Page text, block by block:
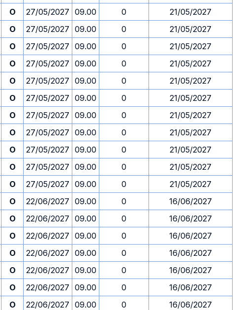
O 27/05/2027 09.00 0
21/05/2027
O 27/05/2027 09.00 0
21/05/2027
O 27/05/2027 09.00 0
21/05/2027
O 27/05/2027 09.00 0
21/05/2027
O 27/05/2027 09.00 0
21/05/2027
O 27/05/2027 09.00 0
21/05/2027
O 27/05/2027 09.00 0
21/05/2027
O 27/05/2027 09.00 0
21/05/2027
O 27/05/2027 09.00 0
21/05/2027
O 27/05/2027 09.00 0
21/05/2027
O 27/05/2027 09.00 0
21/05/2027
O 22/06/2027 09.00 0
16/06/2027
O 22/06/2027 09.00 0
16/06/2027
O 22/06/2027 09.00 0
16/06/2027
O 22/06/2027 09.00 0
16/06/2027
O 22/06/2027 09.00 0
16/06/2027
O 22/06/2027 09.00 0
16/06/2027
O 22/06/2027 09.00 0
16/06/2027